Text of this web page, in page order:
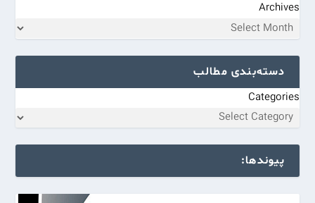
Archives
دسته‌بندی مطالب
Categories
پیوندها: